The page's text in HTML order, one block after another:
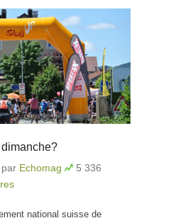
par Echomag
5 336
national suisse de